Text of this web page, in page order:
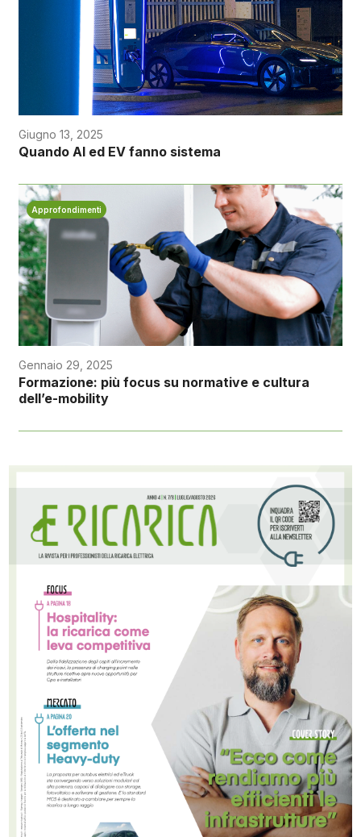
Giugno 13, 2025
Quando AI ed EV fanno sistema
Approfondimenti
Gennaio 29, 2025
Formazione: più focus su normative e cultura
dell’e-mobility